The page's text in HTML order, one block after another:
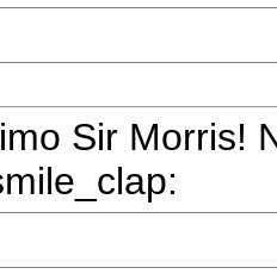
Sir Morris!